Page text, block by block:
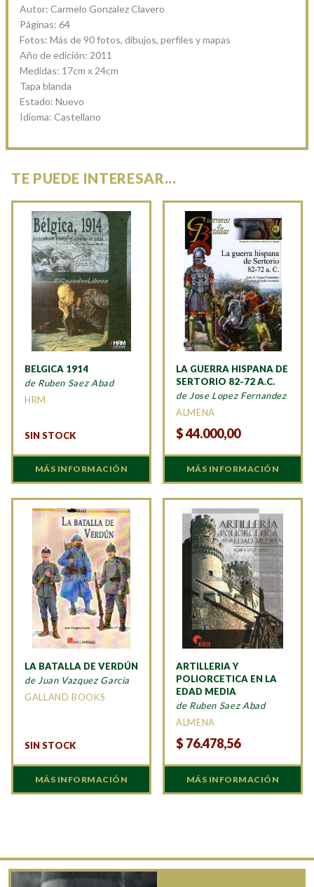
Autor: Carmelo Gonzalez Clavero
Páginas: 64
Fotos: Más de 90 fotos, dibujos, perfiles y mapas
Año de edición: 2011
Medidas: 17cm x 24cm
Tapa blanda
Estado: Nuevo
Idioma: Castellano
TE PUEDE INTERESAR...
BELGICA 1914
de Ruben Saez Abad
HRM
SIN STOCK
MÁS INFORMACIÓN
LA GUERRA HISPANA DE
SERTORIO 82-72 A.C.
de Jose Lopez Fernandez
ALMENA
$44.000,00
MÁS INFORMACIÓN
LA BATALLA DE VERDÚN
de Juan Vazquez Garcia
GALLAND BOOKS
SIN STOCK
MÁS INFORMACIÓN
ARTILLERIA Y
POLIORCETICA EN LA
EDAD MEDIA
de Ruben Saez Abad
ALMENA
$ 76.478,56
MÁS INFORMACIÓN